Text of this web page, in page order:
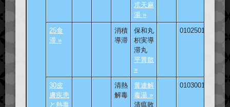
朮天麻
湯 »
25食
滞 »
消積
導滞
保和丸
枳実導
滞丸
平胃散
»
010250101
30皮
膚疾患
と熱毒
清熱
解毒
黄連解
毒湯 »
清瘟敗
010300101